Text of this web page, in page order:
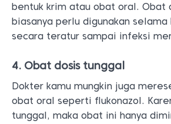
bentuk krim atau obat oral. Obat
biasanya perlu digunakan
secara teratur sampai infeksi
4. Obat dosis tunggal
Dokter kamu mungkin juga
obat oral seperti flukonazol.
tunggal, maka obat ini hanya